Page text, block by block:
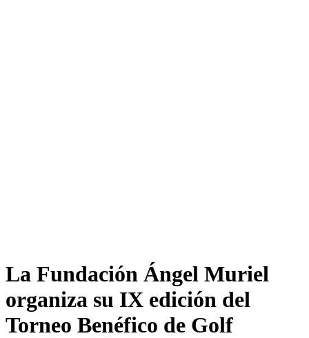
La Fundación Ángel Muriel
organiza su IX edición del
Torneo Benéfico de Golf